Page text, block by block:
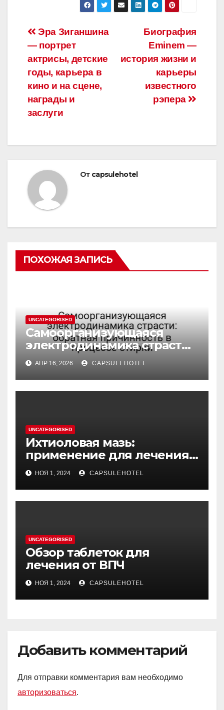
Навигация
по
записям
Биография
Eminem —
история жизни и
карьеры
известного
рэпера
Эра Зиганшина
— портрет
актрисы, детские
годы, карьера в
кино и на сцене,
награды и
заслуги
От capsulehotel
ПОХОЖАЯ ЗАПИСЬ
UNCATEGORISED
Самоорганизующаяся
электродинамика страсти:
обратная причинность в
процессе стирки
АПР 16, 2026 CAPSULEHOTEL
UNCATEGORISED
Ихтиоловая мазь:
применение для лечения
фурункулов
НОЯ 1, 2024 CAPSULEHOTEL
UNCATEGORISED
Обзор таблеток для
лечения от ВПЧ
НОЯ 1, 2024 CAPSULEHOTEL
Добавить комментарий
Для отправки комментария вам необходимо
авторизоваться.